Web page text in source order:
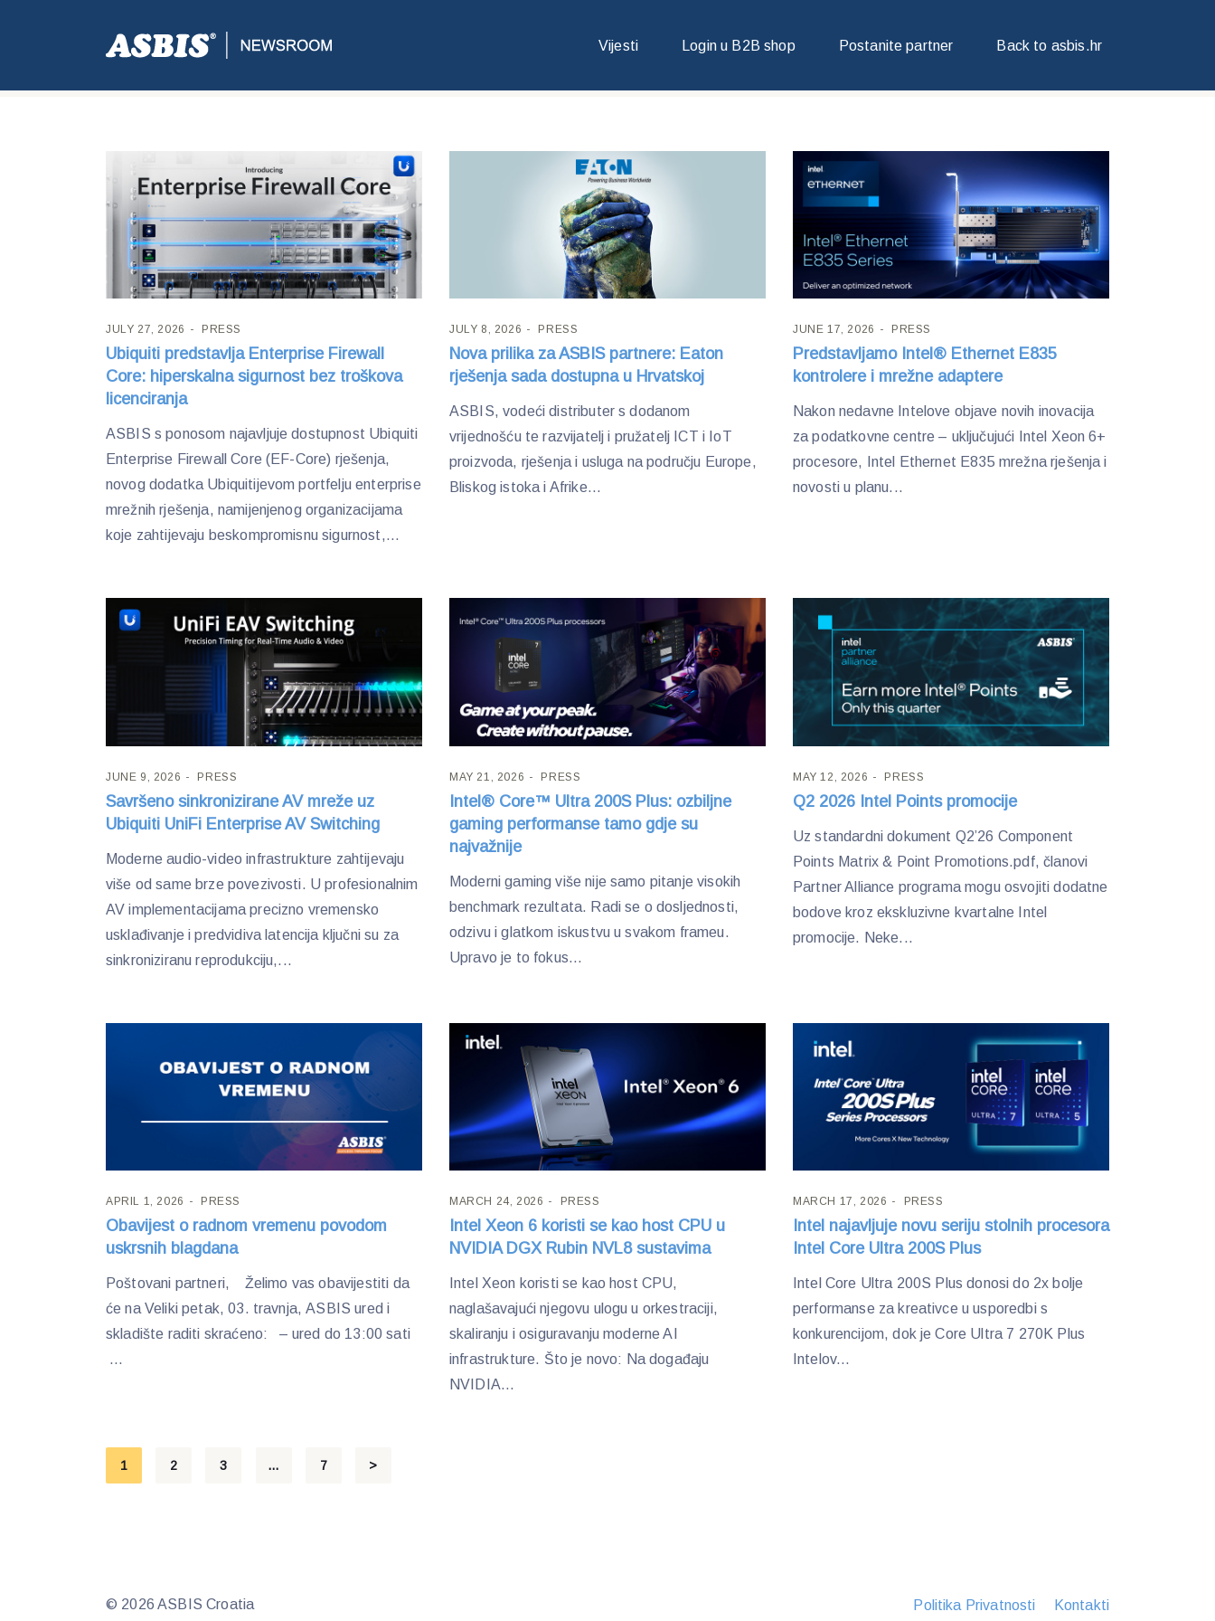
Vijesti Login u B2B shop Postanite partner Back to asbis.hr
Author:Vedran Nadj
JULY 27, 2026 PRESS
Ubiquiti predstavlja Enterprise Firewall
Core: hiperskalna sigurnost bez troškova
licenciranja
ASBIS s ponosom najavljuje dostupnost Ubiquiti
Enterprise Firewall Core (EF-Core) rješenja,
novog dodatka Ubiquitijevom portfelju enterprise
mrežnih rješenja, namijenjenog organizacijama
koje zahtijevaju beskompromisnu sigurnost,...
JULY 8, 2026 PRESS
Nova prilika za ASBIS partnere: Eaton
rješenja sada dostupna u Hrvatskoj
ASBIS, vodeći distributer s dodanom
vrijednošću te razvijatelj i pružatelj ICT i IoT
proizvoda, rješenja i usluga na području Europe,
Bliskog istoka i Afrike...
JUNE 17, 2026 PRESS
Predstavljamo Intel® Ethernet E835
kontrolere i mrežne adaptere
Nakon nedavne Intelove objave novih inovacija
za podatkovne centre – uključujući Intel Xeon 6+
procesore, Intel Ethernet E835 mrežna rješenja i
novosti u planu...
JUNE 9, 2026 PRESS
Savršeno sinkronizirane AV mreže uz
Ubiquiti UniFi Enterprise AV Switching
Moderne audio-video infrastrukture zahtijevaju
više od same brze povezivosti. U profesionalnim
AV implementacijama precizno vremensko
usklađivanje i predvidiva latencija ključni su za
sinkroniziranu reprodukciju,...
MAY 21, 2026 PRESS
Intel® Core™ Ultra 200S Plus: ozbiljne
gaming performanse tamo gdje su
najvažnije
Moderni gaming više nije samo pitanje visokih
benchmark rezultata. Radi se o dosljednosti,
odzivu i glatkom iskustvu u svakom frameu.
Upravo je to fokus...
MAY 12, 2026 PRESS
Q2 2026 Intel Points promocije
Uz standardni dokument Q2’26 Component
Points Matrix & Point Promotions.pdf, članovi
Partner Alliance programa mogu osvojiti dodatne
bodove kroz ekskluzivne kvartalne Intel
promocije. Neke...
APRIL 1, 2026 PRESS
Obavijest o radnom vremenu povodom
uskrsnih blagdana
Poštovani partneri, Želimo vas obavijestiti da
će na Veliki petak, 03. travnja, ASBIS ured i
skladište raditi skraćeno: – ured do 13:00 sati
...
MARCH 24, 2026 PRESS
Intel Xeon 6 koristi se kao host CPU u
NVIDIA DGX Rubin NVL8 sustavima
Intel Xeon koristi se kao host CPU,
naglašavajući njegovu ulogu u orkestraciji,
skaliranju i osiguravanju moderne AI
infrastrukture. Što je novo: Na događaju
NVIDIA...
MARCH 17, 2026 PRESS
Intel najavljuje novu seriju stolnih procesora
Intel Core Ultra 200S Plus
Intel Core Ultra 200S Plus donosi do 2x bolje
performanse za kreativce u usporedbi s
konkurencijom, dok je Core Ultra 7 270K Plus
Intelov...
Posts
1 2 3 … 7 >
© 2026 ASBIS Croatia Politika Privatnosti Kontakti